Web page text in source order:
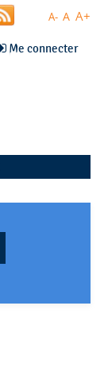
A- A A+
Me connecter